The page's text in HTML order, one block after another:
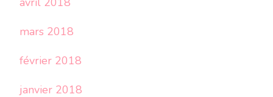
mars 2018
février 2018
janvier 2018